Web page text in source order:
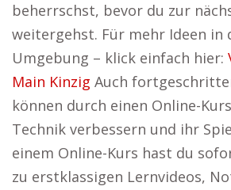
beherrschst, bevor du zur
weitergehst. Für mehr Ideen in
Umgebung – klick einfach hier:
Main Kinzig Auch
können durch einen Online-
Technik verbessern und ihr
einem Online-Kurs hast du
zu erstklassigen Lernvideos,